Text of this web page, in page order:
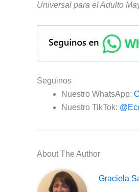
Universal para el Adulto
Seguinos
Nuestro WhatsApp:
Nuestro TikTok:
About The Author
Graciela